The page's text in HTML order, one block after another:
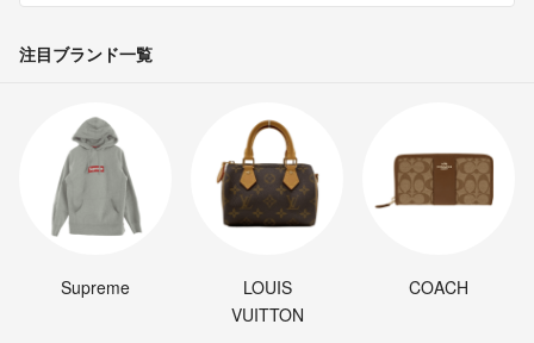
注目ブランド一覧
Supreme
LOUIS
VUITTON
COACH